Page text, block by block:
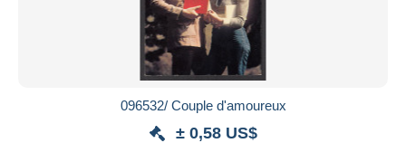
096532/ Couple d'amoureux
± 0,58 US$